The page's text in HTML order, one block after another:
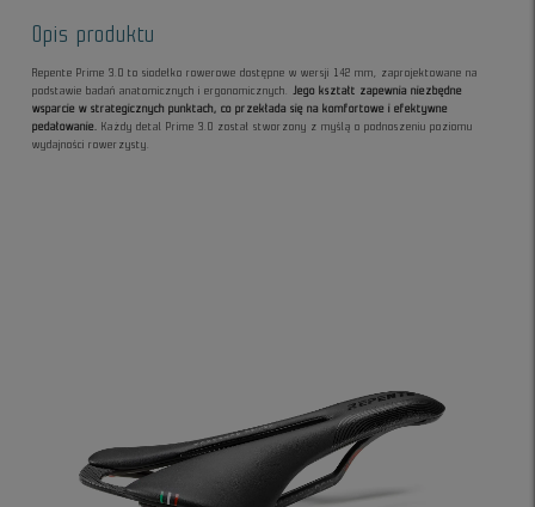
Opis produktu
Repente Prime 3.0 to siodełko rowerowe dostępne w wersji 142 mm, zaprojektowane na
podstawie badań anatomicznych i ergonomicznych.
Jego kształt zapewnia niezbędne
wsparcie w strategicznych punktach, co przekłada się na komfortowe i efektywne
pedałowanie.
Każdy detal Prime 3.0 został stworzony z myślą o podnoszeniu poziomu
wydajności rowerzysty.